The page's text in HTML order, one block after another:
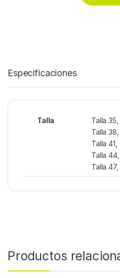
Especificaciones
Talla
Talla
Talla
Talla 41,
Talla
Talla
Productos